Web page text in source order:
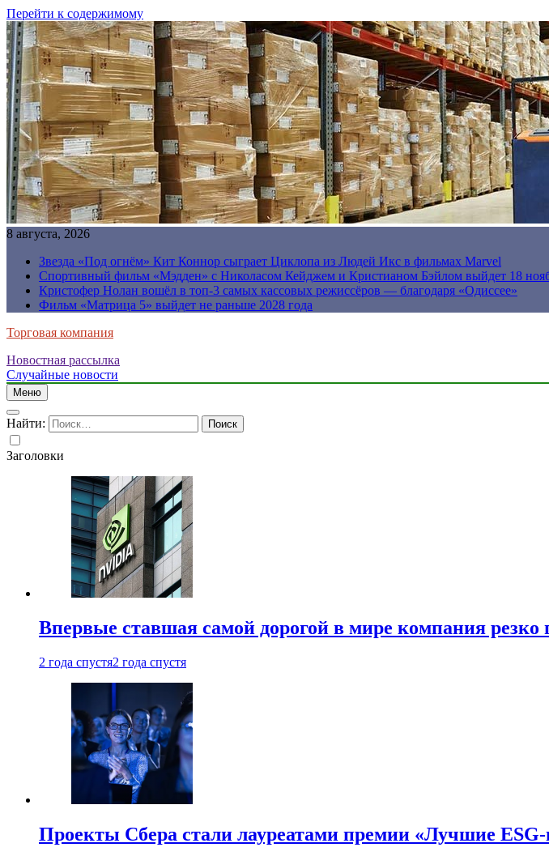
Перейти к содержимому
8 августа, 2026
Звезда «Под огнём» Кит Коннор сыграет Циклопа из Людей Икс в фильмах Marvel
Спортивный фильм «Мэдден» с Николасом Кейджем и Кристианом Бэйлом выйдет 18
Кристофер Нолан вошёл в топ-3 самых кассовых режиссёров — благодаря «Одиссее»
Фильм «Матрица 5» выйдет не раньше 2028 года
Торговая компания
Новостная рассылка
Случайные новости
Меню
Найти:
Заголовки
Впервые ставшая самой дорогой в мире компания резко
2 года спустя2 года спустя
Проекты Сбера стали лауреатами премии «Лучшие